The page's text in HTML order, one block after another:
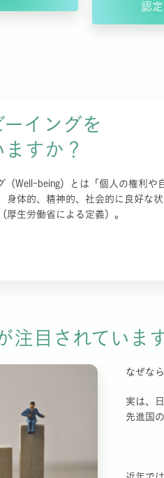
認
ーイングを
すか？
（Well-being）とは「個人の権利や
身体的、精神的、社会的に良好な状
厚生労働省による定義）。
注目されていま
なぜな
実は、
先進国